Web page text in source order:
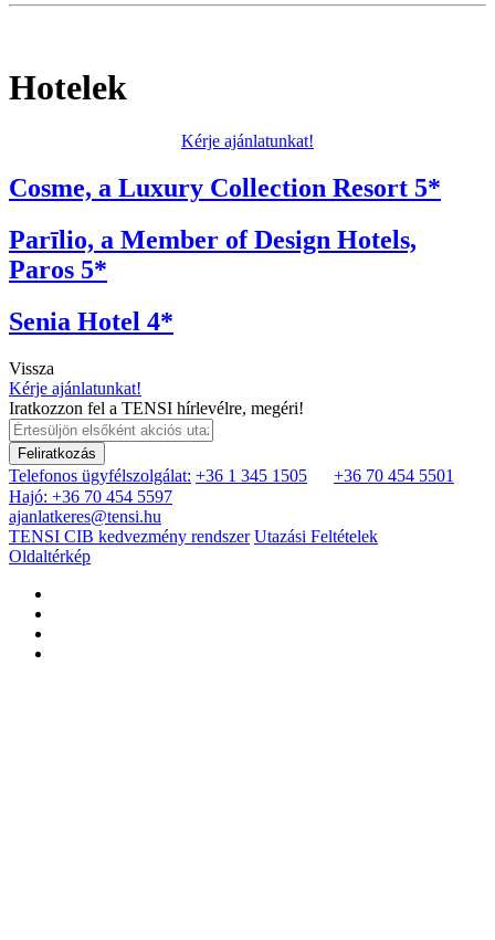
Hotelek
Kérje ajánlatunkat!
Cosme, a Luxury Collection Resort 5*
Parīlio, a Member of Design Hotels,
Paros 5*
Senia Hotel 4*
Vissza
Kérje ajánlatunkat!
Iratkozzon fel a TENSI hírlevélre, megéri!
Feliratkozás
Telefonos ügyfélszolgálat: +36 1 345 1505
+36 70 454 5501
Hajó: +36 70 454 5597
ajanlatkeres@tensi.hu
TENSI CIB kedvezmény rendszer Utazási Feltételek
Oldaltérkép